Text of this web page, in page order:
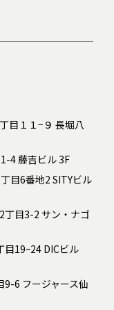
目１１−９ 長堀八
4 藤吉ビル 3F
目6番地2 SITYビル
丁目3-2 サン・ナゴ
19ｰ24 DICビル
6 フージャース仙